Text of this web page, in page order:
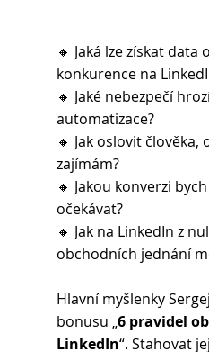
🔸 Jaká lze získat data
konkurence na
🔸 Jaké nebezpečí
automatizace?
🔸 Jak oslovit
zajímám?
🔸 Jakou konverzi
očekávat?
🔸 Jak na LinkedIn z
obchodních jednání
Hlavní myšlenky
bonusu „6 pravidel
LinkedIn“. Stahovat